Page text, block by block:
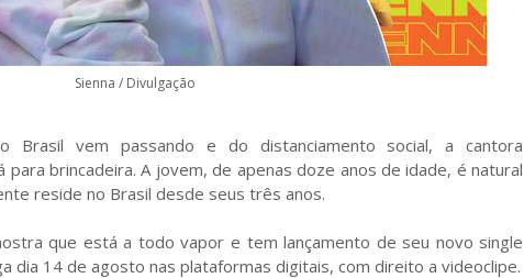
Sienna / Divulgação
Brasil vem passando e do distanciamento social, a cantora
brincadeira. A jovem, de apenas doze anos de idade, é natural
reside no Brasil desde seus três anos.
que está a todo vapor e tem lançamento de seu novo single
dia 14 de agosto nas plataformas digitais, com direito a videoclipe.